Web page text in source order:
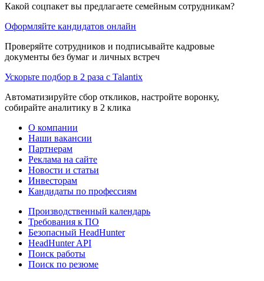
Какой соцпакет вы предлагаете семейным сотрудникам?
Оформляйте кандидатов онлайн
Проверяйте сотрудников и подписывайте кадровые
документы без бумаг и личных встреч
Ускорьте подбор в 2 раза с Talantix
Автоматизируйте сбор откликов, настройте воронку,
собирайте аналитику в 2 клика
О компании
Наши вакансии
Партнерам
Реклама на сайте
Новости и статьи
Инвесторам
Кандидаты по профессиям
Производственный календарь
Требования к ПО
Безопасный HeadHunter
HeadHunter API
Поиск работы
Поиск по резюме